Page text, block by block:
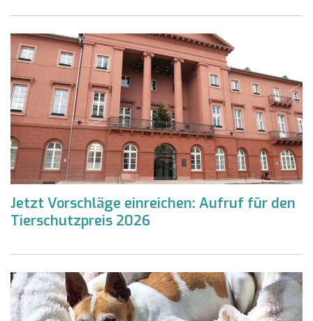
Jetzt Vorschläge einreichen: Aufruf für den
Tierschutzpreis 2026